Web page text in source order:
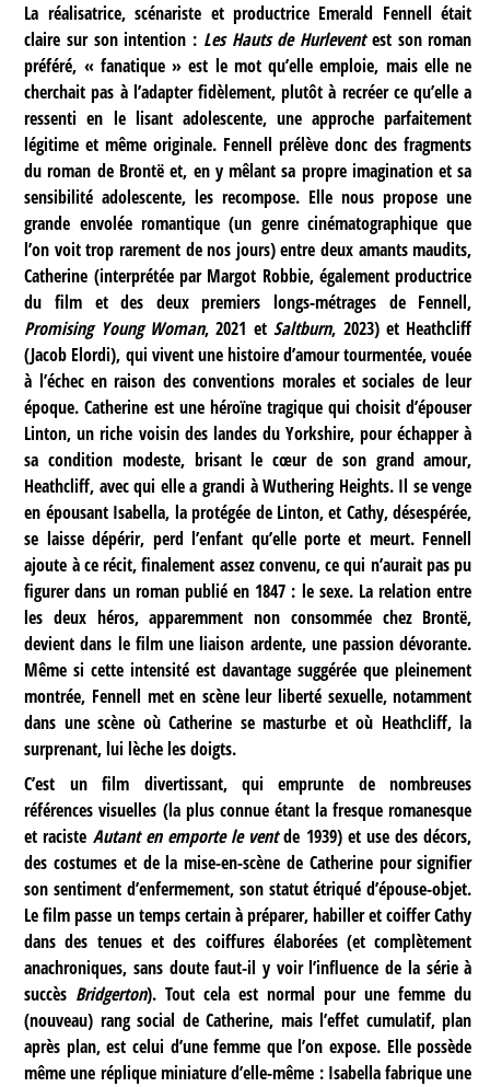
La réalisatrice, scénariste et productrice Emerald Fennell était
claire sur son intention : Les Hauts de Hurleventest son roman
préféré, « fanatique » est le mot qu’elle emploie, mais elle ne
cherchait pas à l’adapter fidèlement, plutôt à recréer ce qu’elle a
ressenti en le lisant adolescente, une approche parfaitement
légitime et même originale. Fennell prélève donc des fragments
du roman de Brontë et, en y mêlant sa propre imagination et sa
sensibilité adolescente, les recompose. Elle nous propose une
grande envolée romantique (un genre cinématographique que
l’on voit trop rarement de nos jours) entre deux amants maudits,
Catherine (interprétée par Margot Robbie, également productrice
du film et des deux premiers longs-métrages de Fennell,
Promising Young Woman, 2021 etSaltburn, 2023) et Heathcliff
(Jacob Elordi), qui vivent une histoire d’amour tourmentée, vouée
à l’échec en raison des conventions morales et sociales de leur
époque. Catherine est une héroïne tragique qui choisit d’épouser
Linton, un riche voisin des landes du Yorkshire, pour échapper à
sa condition modeste, brisant le cœur de son grand amour,
Heathcliff, avec qui elle a grandi à Wuthering Heights. Il se venge
en épousant Isabella, la protégée de Linton, et Cathy, désespérée,
se laisse dépérir, perd l’enfant qu’elle porte et meurt. Fennell
ajoute à ce récit, finalement assez convenu, ce qui n’aurait pas pu
figurer dans un roman publié en 1847 : le sexe. La relation entre
les deux héros, apparemment non consommée chez Brontë,
devient dans le film une liaison ardente, une passion dévorante.
Même si cette intensité est davantage suggérée que pleinement
montrée, Fennell met en scène leur liberté sexuelle, notamment
dans une scène où Catherine se masturbe et où Heathcliff, la
surprenant, lui lèche les doigts.
C’est un film divertissant, qui emprunte de nombreuses
références visuelles (la plus connue étant la fresque romanesque
et raciste Autant en emporte le ventde 1939) et use des décors,
des costumes et de la mise-en-scène de Catherine pour signifier
son sentiment d’enfermement, son statut étriqué d’épouse-objet.
Le film passe un temps certain à préparer, habiller et coiffer Cathy
dans des tenues et des coiffures élaborées (et complètement
anachroniques, sans doute faut-il y voir l’influence de la série à
succès Bridgerton). Tout cela est normal pour une femme du
(nouveau) rang social de Catherine, mais l’effet cumulatif, plan
après plan, est celui d’une femme que l’on expose. Elle possède
même une réplique miniature d’elle-même : Isabella fabrique une